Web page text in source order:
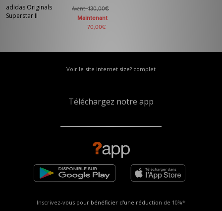
adidas Originals
Superstar II
Avant130,00€
Maintenant
70,00€
Voir le site internet size? complet
Téléchargez notre app
Inscrivez-vous pour bénéficier d'une réduction de 10%*